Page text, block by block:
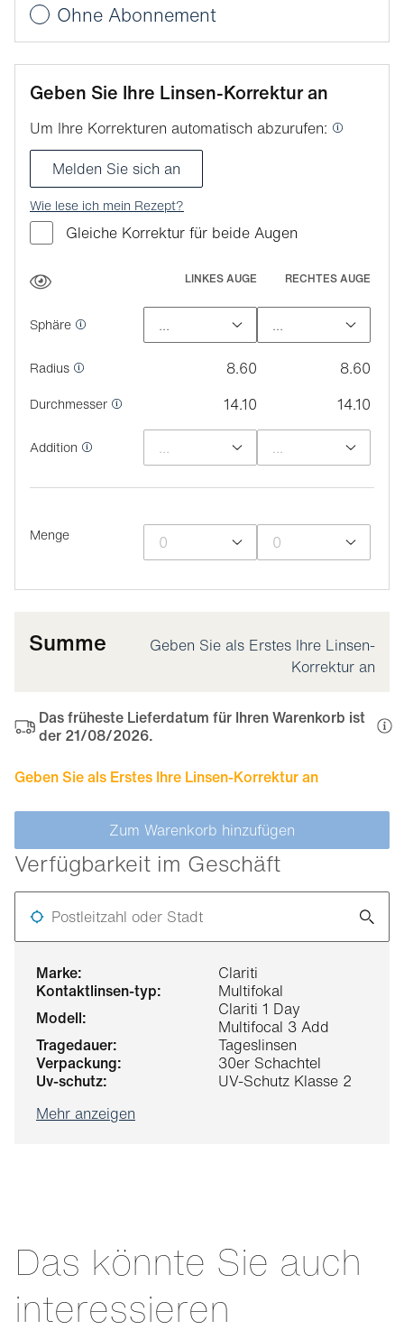
marke:
Clariti
kontaktlinsen-typ:
Multifokal
modell:
Clariti 1 Day
Multifocal 3 Add
tragedauer:
Tageslinsen
verpackung:
30er Schachtel
uv-schutz:
UV-Schutz Klasse 2
Mehr anzeigen
Ohne Abonnement
Geben Sie Ihre Linsen-Korrektur an
Um Ihre Korrekturen automatisch abzurufen:
Melden Sie sich an
Wie lese ich mein Rezept?
Gleiche Korrektur für beide Augen
LINKES AUGE RECHTES AUGE
Sphäre
Radius 8.60 8.60
Durchmesser 14.10 14.10
Addition
Menge
Summe
Geben Sie als Erstes Ihre Linsen-
Korrektur an
Das früheste Lieferdatum für Ihren Warenkorb ist
der 21/08/2026.
Geben Sie als Erstes Ihre Linsen-Korrektur an
Zum Warenkorb hinzufügen
Verfügbarkeit im Geschäft
Postleitzahl oder Stadt
Das könnte Sie auch
interessieren